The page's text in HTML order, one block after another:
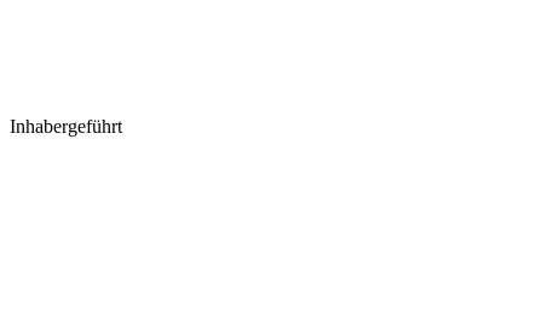
Inhabergeführt